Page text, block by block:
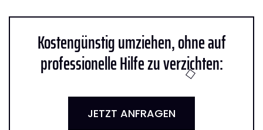
Kostengünstig umziehen, ohne auf
professionelle Hilfe zu verzichten:
JETZT ANFRAGEN